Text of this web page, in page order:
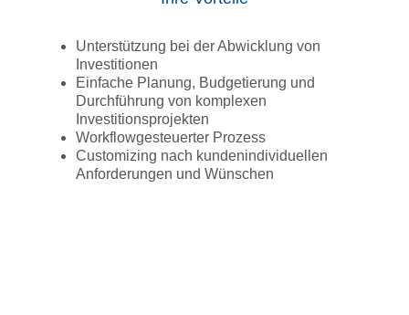
Unterstützung bei der Abwicklung von
Investitionen
Einfache Planung, Budgetierung und
Durchführung von komplexen
Investitionsprojekten
Workflowgesteuerter Prozess
Customizing nach kundenindividuellen
Anforderungen und Wünschen